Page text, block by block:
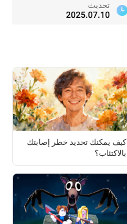
تحديث
2025.07.10
كيف يمكنك تحديد خطر إصابتك
بالاكتئاب؟